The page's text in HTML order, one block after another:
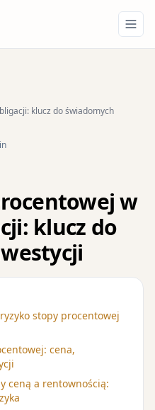
klucz do świadomych
w
klucz do
stopy procentowej
cena,
ceną a rentownością: